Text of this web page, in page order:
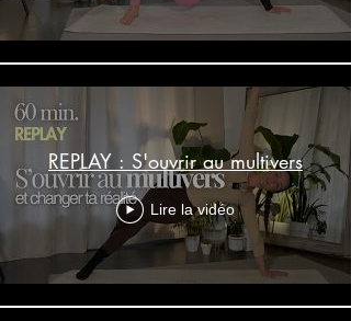
REPLAY : S'ouvrir au multivers
Lire la vidéo